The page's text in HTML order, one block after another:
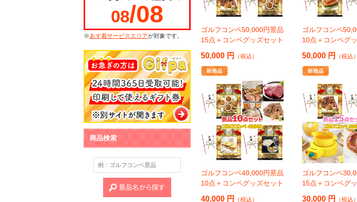
08/08
※あす着サービスエリアが対象です。
商品検索
ゴルフコンペ50,000円景品
15点＋コンペグッズセット
50,000 円 （税込）
ゴルフコンペ
10点＋コンペグ
50,000 円 （税込）
ゴルフコンペ40,000円景品
10点＋コンペグッズセット
40,000 円 （税込）
ゴルフコンペ
15点＋コンペグ
30,000 円 （税込）